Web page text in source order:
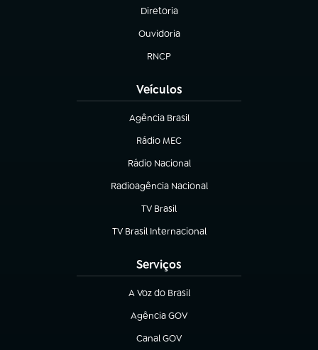
Diretoria
(abre em nova aba)
Ouvidoria
(abre em nova aba)
RNCP
(abre em nova aba)
Veículos
Agência Brasil
(abre em nova aba)
Rádio MEC
(abre em nova aba)
Rádio Nacional
Radioagência Nacional
(abre em nova aba)
TV Brasil
(abre em nova aba)
TV Brasil Internacional
(abre em nova aba)
Serviços
A Voz do Brasil
(abre em nova aba)
Agência GOV
(abre em nova aba)
Canal GOV
(abre em nova aba)